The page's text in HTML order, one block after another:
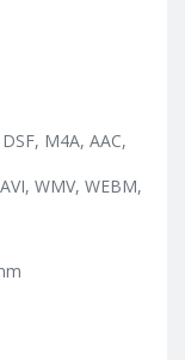
M4A, AAC,
WMV, WEBM,